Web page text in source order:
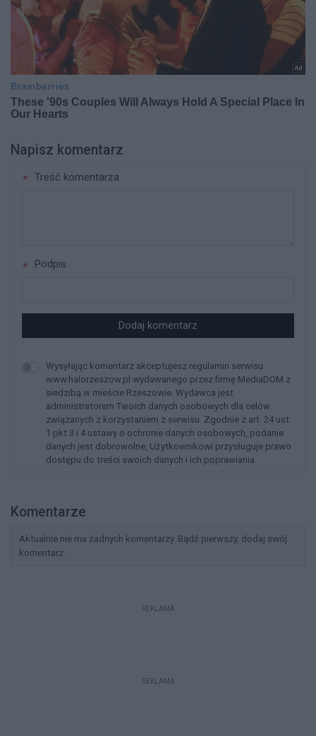
Napisz komentarz
Treść komentarza
Podpis
Dodaj komentarz
Wysyłając komentarz akceptujesz regulamin serwisu
www.halorzeszow.pl wydawanego przez firmę MediaDOM z
siedzibą w mieście Rzeszowie. Wydawca jest
administratorem Twoich danych osobowych dla celów
związanych z korzystaniem z serwisu. Zgodnie z art. 24 ust.
1 pkt 3 i 4 ustawy o ochronie danych osobowych, podanie
danych jest dobrowolne, Użytkownikowi przysługuje prawo
dostępu do treści swoich danych i ich poprawiania.
Komentarze
Aktualnie nie ma żadnych komentarzy. Bądź pierwszy, dodaj swój
komentarz.
REKLAMA
REKLAMA